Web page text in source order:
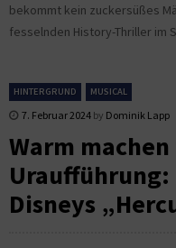
bekommt kein zuckersüßes
fesselnden History-Thriller im
HINTERGRUND MUSICAL
7. Februar 2024 by Dominik Lapp
Warm
Uraufführung:
Disneys